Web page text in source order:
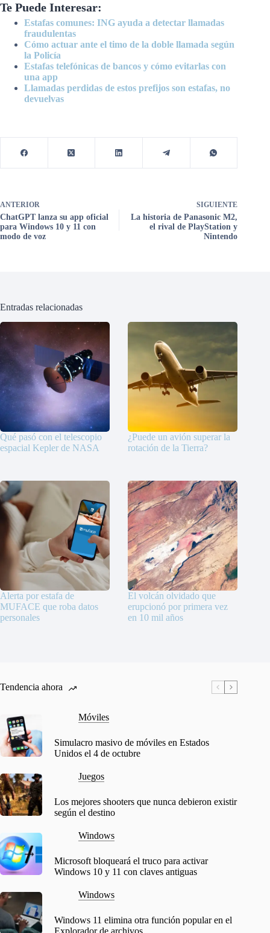
Te Puede Interesar:
Estafas comunes: ING ayuda a detectar llamadas
fraudulentas
Cómo actuar ante el timo de la doble llamada según
la Policía
Estafas telefónicas de bancos y cómo evitarlas con
una app
Llamadas perdidas de estos prefijos son estafas, no
devuelvas
ANTERIOR
ChatGPT lanza su app oficial
para Windows 10 y 11 con
modo de voz
SIGUIENTE
La historia de Panasonic M2,
el rival de PlayStation y
Nintendo
Entradas relacionadas
Qué pasó con el telescopio
espacial Kepler de NASA
¿Puede un avión superar la
rotación de la Tierra?
Alerta por estafa de
MUFACE que roba datos
personales
El volcán olvidado que
erupcionó por primera vez
en 10 mil años
Tendencia ahora
Móviles
Simulacro masivo de móviles en Estados
Unidos el 4 de octubre
Juegos
Los mejores shooters que nunca debieron existir
según el destino
Windows
Microsoft bloqueará el truco para activar
Windows 10 y 11 con claves antiguas
Windows
Windows 11 elimina otra función popular en el
Explorador de archivos